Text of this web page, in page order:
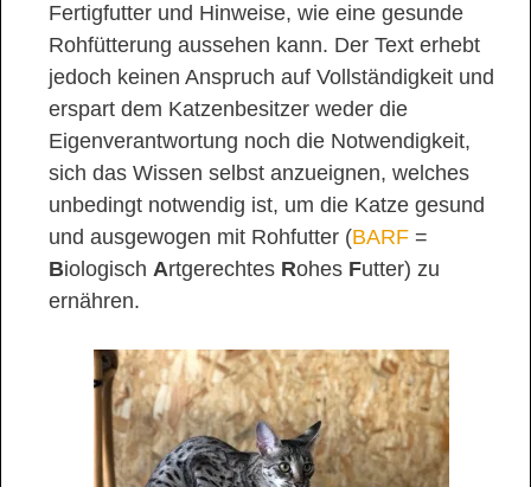
Fertigfutter und Hinweise, wie eine gesunde
Rohfütterung aussehen kann. Der Text erhebt
jedoch keinen Anspruch auf Vollständigkeit und
erspart dem Katzenbesitzer weder die
Eigenverantwortung noch die Notwendigkeit,
sich das Wissen selbst anzueignen, welches
unbedingt notwendig ist, um die Katze gesund
und ausgewogen mit Rohfutter (BARF =
Biologisch Artgerechtes Rohes Futter) zu
ernähren.